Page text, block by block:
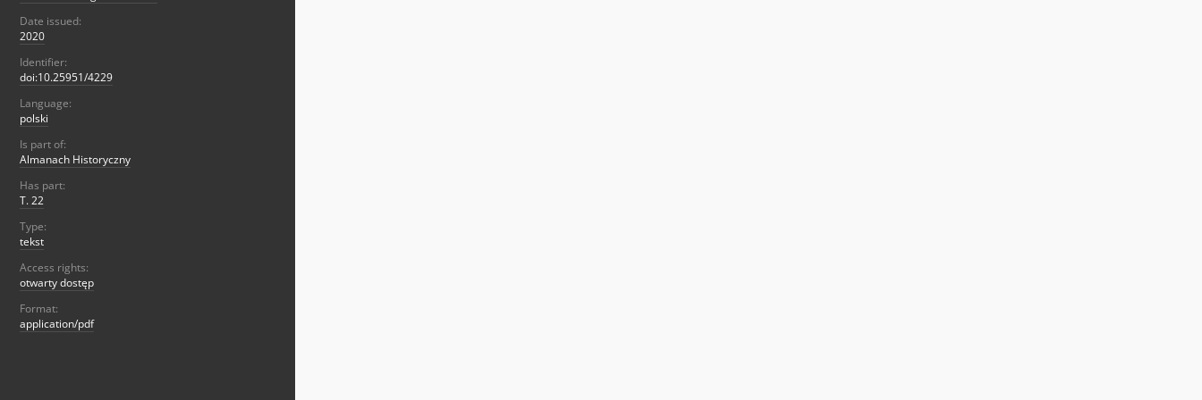
Date issued:
2020
Identifier:
doi:10.25951/4229
Language:
polski
Is part of:
Almanach Historyczny
Has part:
T. 22
Type:
tekst
Access rights:
otwarty dostęp
Format:
application/pdf